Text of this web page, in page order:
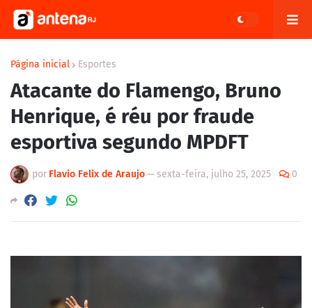
Página inicial Esportes
Atacante do Flamengo, Bruno
Henrique, é réu por fraude
esportiva segundo MPDFT
por Flavio Felix de Araujo— sexta-feira, julho 25, 2025 0